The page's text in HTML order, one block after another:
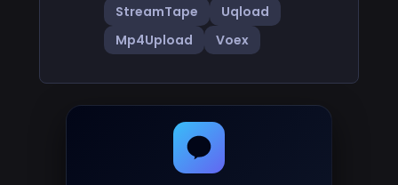
StreamTape
Uqload
Mp4Upload
Voex